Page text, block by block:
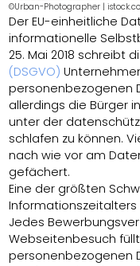
©Urban-Photographer |
Der EU-einheitliche
informationelle
25. Mai 2018 schreibt
(DSGVO)
personenbezogenen
allerdings die Bürger
unter der
schlafen zu können.
nach wie vor am
gefächert.
Eine der größten
Informationszeitalters
Jedes
Webseitenbesuch
personenbezogenen